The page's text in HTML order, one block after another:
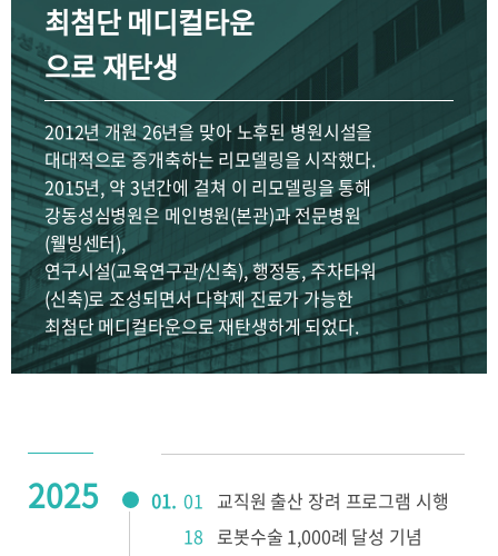
의료진/진료과
의료진 소개
진료과
전문센터
다학제통합진료
중환자센터
종합건강증진센터
이용안내
외래진료
입퇴원 안내
병문안 안내
간호간병서비스
의료사회사업
일송홀(대강당)
층별안내
편의시설 안내
병원간행물
HI
30주년사
병원 리플렛
2026년 병원 달력
개원 40주년
개원 40주년 엠블렘
개원 40주년 영상
병원소식
공지사항
언론보도
병원체험교실
최첨단 메디컬타운
으로 재탄생
2012년 개원 26년을 맞아 노후된 병원시설을
대대적으로 증개축하는 리모델링을 시작했다.
2015년, 약 3년간에 걸쳐 이 리모델링을 통해
강동성심병원은 메인병원(본관)과 전문병원
(웰빙센터),
연구시설(교육연구관/신축), 행정동, 주차타워
(신축)로 조성되면서 다학제 진료가 가능한
최첨단 메디컬타운으로 재탄생하게 되었다.
2025 01. 01
교직원 출산 장려 프로그램 시행
18 로봇수술 1,000례 달성 기념